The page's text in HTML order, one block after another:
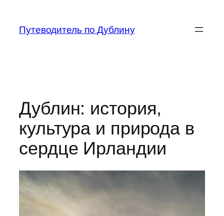
содержимому
Путеводитель по Дублину
Дублин: история,
культура и природа в
сердце Ирландии